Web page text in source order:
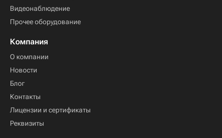
Видеонаблюдение
Прочее оборудование
Компания
О компании
Новости
Блог
Контакты
Лицензии и сертификаты
Реквизиты